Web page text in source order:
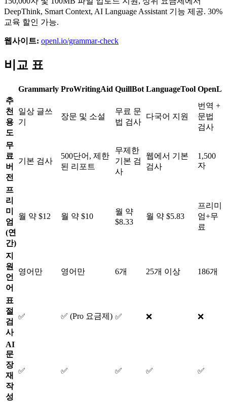
DeepThink, Smart Context, AI Language Assistant 기능 제공. 30%
교육 할인 가능.
웹사이트: openl.io/grammar-check
비교 표
Grammarly ProWritingAid QuillBot LanguageTool OpenL
추
천
용
도
일상 글쓰
기
장문 및 소설
무료 문
법 검사
다국어 지원
번역 +
문법
검사
무
료
버
전
기본 검사
500단어, 제한
된 리포트
무제한
기본 검
사
웹에서 기본
검사
1,500
자
프
리
미
엄
(연
간)
월 약 $12 월 약 $10
월 약
$8.33
월 약 $5.83
프리미
엄+무
료
지
원
언
어
영어만 영어만 6개 25개 이상 186개
표
절
검
사
✅ ✅ (Pro 요금제) ✅ ❌ ❌
AI
문
장
재
작
성
✅ ✅ ✅ ✅ ✅